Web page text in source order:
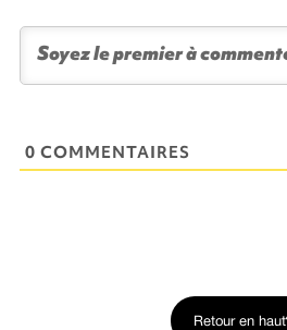
0 COMMENTAIRES
Retour en haut